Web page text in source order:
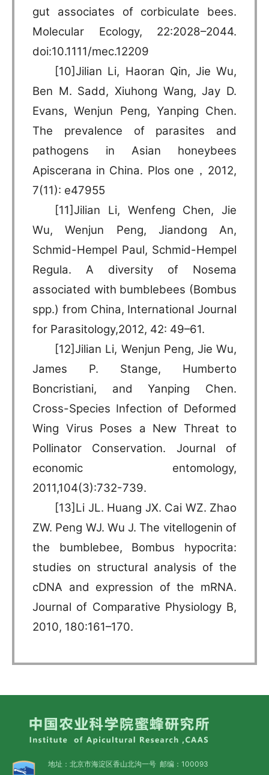
gut associates of corbiculate bees.
Molecular Ecology, 22:2028–2044.
doi:10.1111/mec.12209
[10]Jilian Li, Haoran Qin, Jie Wu,
Ben M. Sadd, Xiuhong Wang, Jay D.
Evans, Wenjun Peng, Yanping Chen.
The prevalence of parasites and
pathogens in Asian honeybees
Apiscerana in China. Plos one，2012,
7(11): e47955
[11]Jilian Li, Wenfeng Chen, Jie
Wu, Wenjun Peng, Jiandong An,
Schmid-Hempel Paul, Schmid-Hempel
Regula. A diversity of Nosema
associated with bumblebees (Bombus
spp.) from China, International Journal
for Parasitology,2012, 42: 49–61.
[12]Jilian Li, Wenjun Peng, Jie Wu,
James P. Stange, Humberto
Boncristiani, and Yanping Chen.
Cross-Species Infection of Deformed
Wing Virus Poses a New Threat to
Pollinator Conservation. Journal of
economic entomology,
2011,104(3):732-739.
[13]Li JL. Huang JX. Cai WZ. Zhao
ZW. Peng WJ. Wu J. The vitellogenin of
the bumblebee, Bombus hypocrita:
studies on structural analysis of the
cDNA and expression of the mRNA.
Journal of Comparative Physiology B,
2010, 180:161–170.
地址：北京市海淀区香山北沟一号 邮编：100093